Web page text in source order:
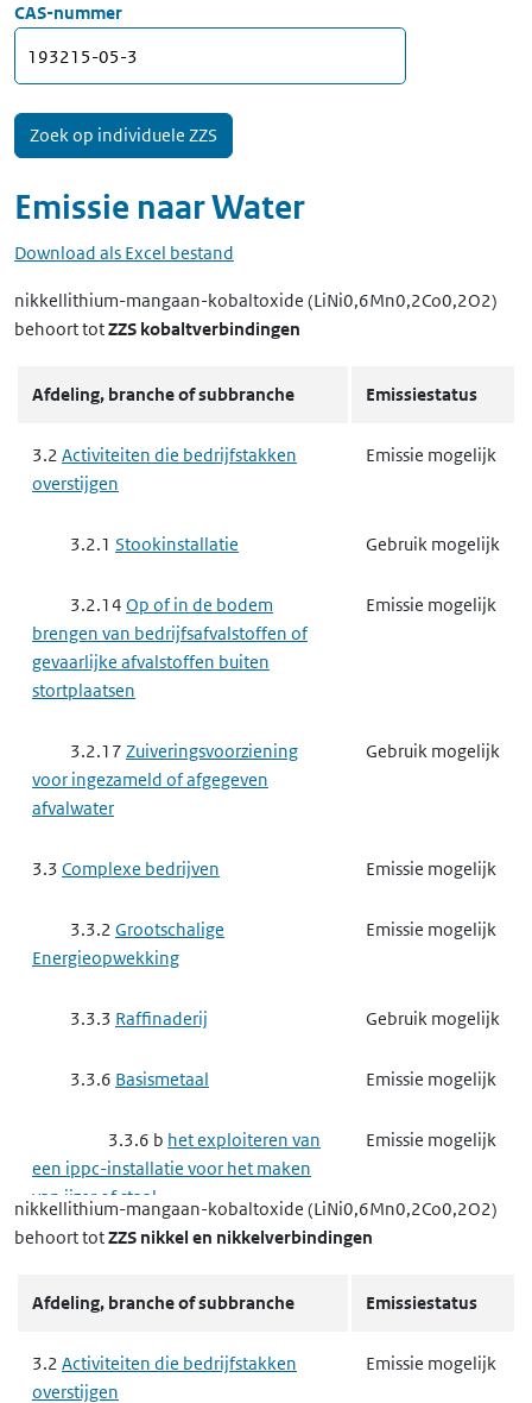
CAS-nummer
Emissie naarWater
Download als Excel bestand
nikkellithium-mangaan-kobaltoxide (LiNi0,6Mn0,2Co0,2O2)
behoort totZZS kobaltverbindingen
Afdeling, branche of subbranche Emissiestatus
3.2 Activiteiten die bedrijfstakken
overstijgen
Emissie mogelijk
3.2.1 Stookinstallatie Gebruik mogelijk
3.2.14 Op of in de bodem
brengen van bedrijfsafvalstoffen of
gevaarlijke afvalstoffen buiten
stortplaatsen
Emissie mogelijk
3.2.17 Zuiveringsvoorziening
voor ingezameld of afgegeven
afvalwater
Gebruik mogelijk
3.3 Complexe bedrijven Emissie mogelijk
3.3.2 Grootschalige
Energieopwekking
Emissie mogelijk
3.3.3 Raffinaderij Gebruik mogelijk
3.3.6 Basismetaal Emissie mogelijk
3.3.6 b het exploiteren van
een ippc-installatie voor het maken
van ijzer of staal
Emissie mogelijk
installatie voor het maken van ijzer of
nikkellithium-mangaan-kobaltoxide (LiNi0,6Mn0,2Co0,2O2)
behoort totZZS nikkel en nikkelverbindingen
Afdeling, branche of subbranche Emissiestatus
3.2 Activiteiten die bedrijfstakken
overstijgen
Emissie mogelijk